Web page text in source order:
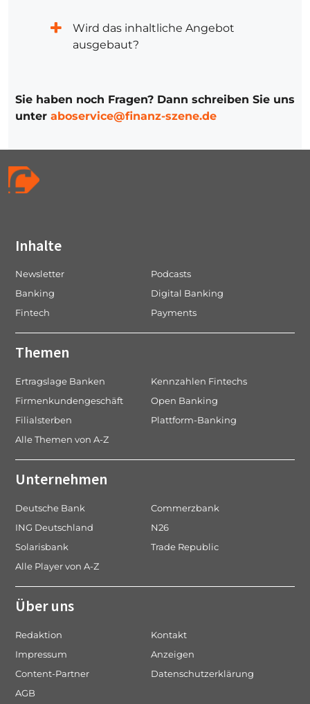
Wird das inhaltliche Angebot
ausgebaut?
Sie haben noch Fragen? Dann schreiben Sie uns
unter aboservice@finanz-szene.de
Inhalte
Newsletter
Podcasts
Banking
Digital Banking
Fintech
Payments
Themen
Ertragslage Banken
Kennzahlen Fintechs
Firmenkundengeschäft
Open Banking
Filialsterben
Plattform-Banking
Alle Themen von A-Z
Unternehmen
Deutsche Bank
Commerzbank
ING Deutschland
N26
Solarisbank
Trade Republic
Alle Player von A-Z
Über uns
Redaktion
Kontakt
Impressum
Anzeigen
Content-Partner
Datenschutzerklärung
AGB